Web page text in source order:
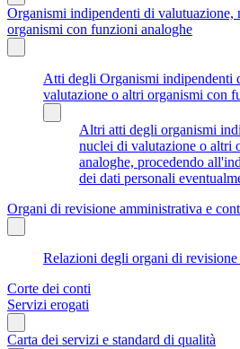
Organismi indipendenti di valutuazione,
organismi con funzioni analoghe
Atti degli Organismi indipendenti
valutazione o altri organismi con
Altri atti degli organismi
nuclei di valutazione o altri
analoghe, procedendo
dei dati personali
Organi di revisione amministrativa e
Relazioni degli organi di
Corte dei conti
Servizi erogati
Carta dei servizi e standard di qualità